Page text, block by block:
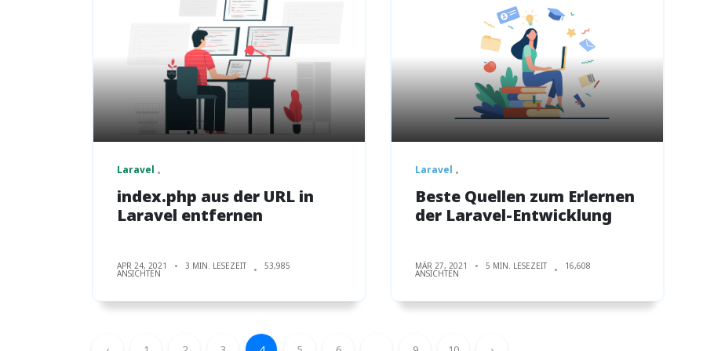
Laravel
index.php aus der URL in
Laravel entfernen
APR 24, 2021 3 MIN. LESEZEIT 53,985
ANSICHTEN
Laravel
Beste Quellen zum Erlernen
der Laravel-Entwicklung
MÄR 27, 2021 5 MIN. LESEZEIT 16,608
ANSICHTEN